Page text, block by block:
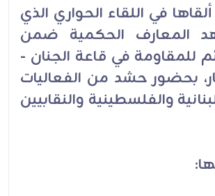
في اللقاء الحواري الذي
المعارف الحكمية ضمن
للمقاومة في قاعة الجنان -
بحضور حشد من الفعاليات
والفلسطينية والنقابيين